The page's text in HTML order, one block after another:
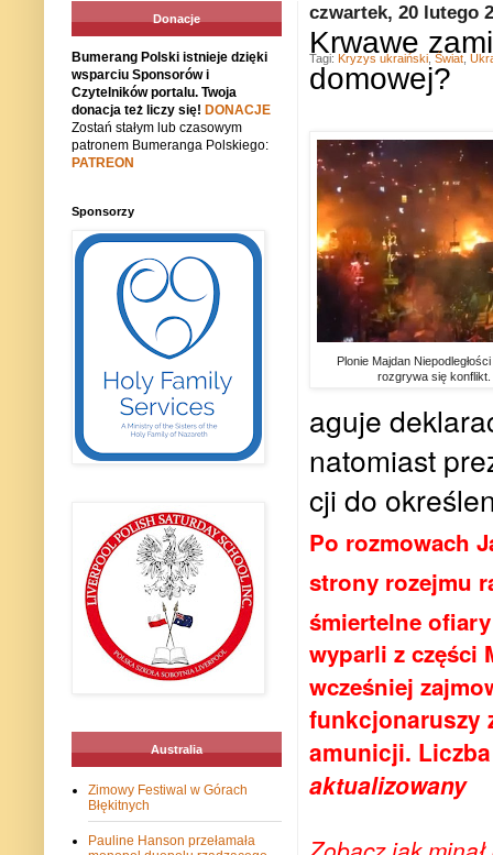
czwartek, 20 lutego
Krwawe
domowej?
Plonie Majdan
rozgrywa się konflikt.
agu­je
na­to­miast
cji do
Po rozmowach
strony rozejmu
śmiertelne
wyparli z części
wcześniej
funkcjonaruszy
amunicji.
aktualizowany
Tagi: Kryzys ukraiński Świat
Donacje
Bumerang Polski istnieje dzięki
wsparciu Sponsorów i
Czytelników portalu. Twoja
donacja też liczy się! DONACJE
Zostań stałym lub czasowym
patronem Bumeranga Polskiego:
PATREON
Sponsorzy
Australia
Zimowy Festiwal w Górach
Błękitnych
Pauline Hanson przełamała